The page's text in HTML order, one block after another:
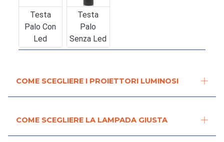
Testa
Palo Con
Led
Testa
Palo
Senza Led
COME SCEGLIERE I PROIETTORI LUMINOSI
COME SCEGLIERE LA LAMPADA GIUSTA